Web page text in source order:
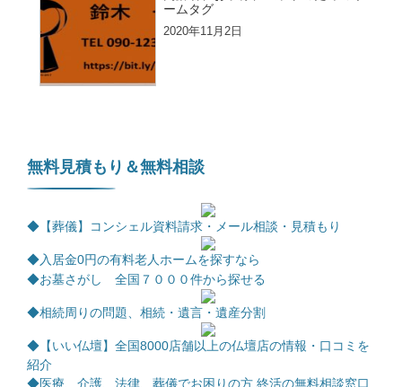
ームタグ
2020年11月2日
無料見積もり＆無料相談
◆【葬儀】コンシェル資料請求・メール相談・見積もり
◆入居金0円の有料老人ホームを探すなら
◆お墓さがし 全国７０００件から探せる
◆相続周りの問題、相続・遺言・遺産分割
◆【いい仏壇】全国8000店舗以上の仏壇店の情報・口コミを
紹介
◆医療、介護、法律、葬儀でお困りの方 終活の無料相談窓口